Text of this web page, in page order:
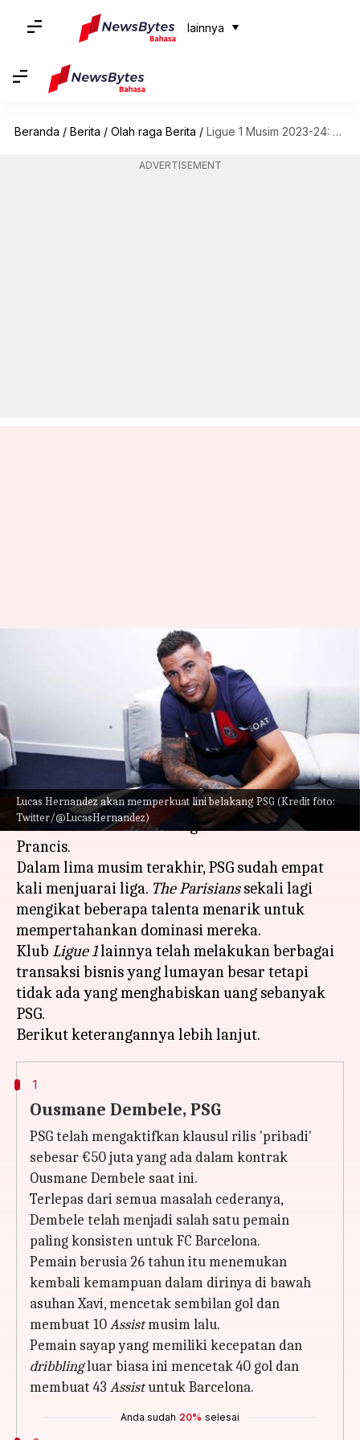
lainnya
Beranda / Berita / Olah raga Berita / Ligue 1 Musim 2023-24: Lima Pemain Baru Yang Harus Diwaspadai
ADVERTISEMENT
Lucas Hernandez akan memperkuat lini belakang PSG (Kredit foto:
Twitter/@LucasHernandez)
Ligue 1 Musim 2023-24: Lima
Pemain Baru Yang Harus
Diwaspadai
Aug 07, 2023 11:13 am
Dengan koleksi 11 trofiLigue 1,Paris Saint-
Germain dinobatkan sebagai klub tersukses di
Prancis.
Dalam lima musim terakhir, PSG sudah empat
kali menjuarai liga. The Parisianssekali lagi
mengikat beberapa talenta menarik untuk
mempertahankan dominasi mereka.
Klub Ligue 1lainnya telah melakukan berbagai
transaksi bisnis yang lumayan besar tetapi
tidak ada yang menghabiskan uang sebanyak
PSG.
1
Ousmane Dembele, PSG
PSG telah mengaktifkan klausul rilis 'pribadi'
sebesar €50 juta yang ada dalam kontrak
Ousmane Dembele saat ini.
Terlepas dari semua masalah cederanya,
Dembele telah menjadi salah satu pemain
paling konsisten untuk FC Barcelona.
Pemain berusia 26 tahun itu menemukan
kembali kemampuan dalam dirinya di bawah
asuhan Xavi, mencetak sembilan gol dan
membuat 10Assistmusim lalu.
Pemain sayap yang memiliki kecepatan dan
dribblingluar biasa ini mencetak 40 gol dan
membuat 43 Assistuntuk Barcelona.
Anda sudah 20% selesai